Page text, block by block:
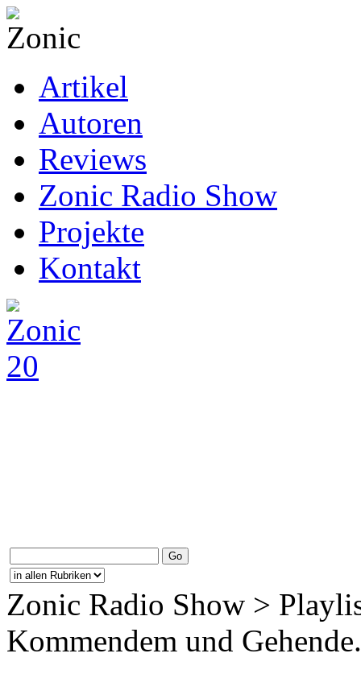
Artikel
Autoren
Reviews
Zonic Radio Show
Projekte
Kontakt
Zonic Radio Show >
Kommendem und